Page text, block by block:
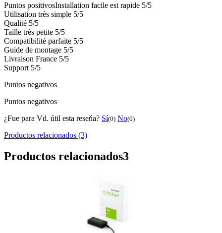
Puntos positivosInstallation facile est rapide 5/5
Utilisation très simple 5/5
Qualité 5/5
Taille très petite 5/5
Compatibilité parfaite 5/5
Guide de montage 5/5
Livraison France 5/5
Support 5/5
Puntos negativos
Puntos negativos
¿Fue para Vd. útil esta reseňa? Sí(0) No(0)
Productos relacionados (3)
Productos relacionados3